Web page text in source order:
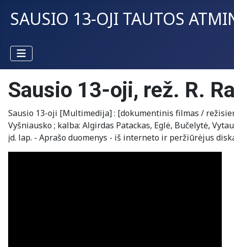
SAUSIO 13-OJI TAUTOS
Sausio 13-oji, rež. R.
Sausio 13-oji [Multimedija] : [dokumentinis filmas /
Vyšniausko ; kalba: Algirdas Patackas, Eglė, Bučelytė,
įd. lap. - Aprašo duomenys - iš interneto ir peržiūrėjus